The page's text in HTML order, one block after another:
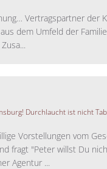
Vertragspartner der
dem Umfeld der
Durchlaucht ist nicht
Vorstellungen vom
fragt "Peter willst Du
Agentur ...